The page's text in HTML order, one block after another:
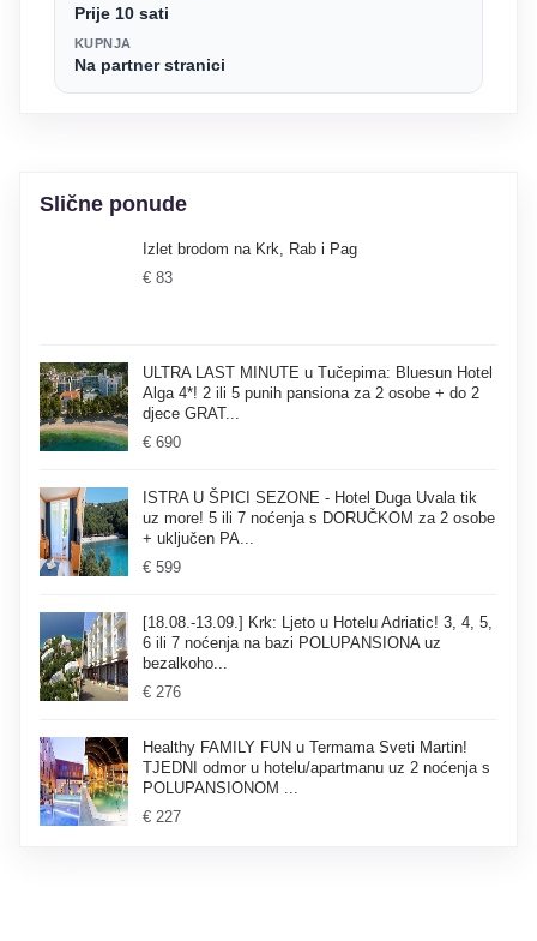
Prije 10 sati
KUPNJA
Na partner stranici
Slične ponude
Izlet brodom na Krk, Rab i Pag
€ 83
ULTRA LAST MINUTE u Tučepima: Bluesun Hotel
Alga 4*! 2 ili 5 punih pansiona za 2 osobe + do 2
djece GRAT...
€ 690
ISTRA U ŠPICI SEZONE - Hotel Duga Uvala tik
uz more! 5 ili 7 noćenja s DORUČKOM za 2 osobe
+ uključen PA...
€ 599
[18.08.-13.09.] Krk: Ljeto u Hotelu Adriatic! 3, 4, 5,
6 ili 7 noćenja na bazi POLUPANSIONA uz
bezalkoho...
€ 276
Healthy FAMILY FUN u Termama Sveti Martin!
TJEDNI odmor u hotelu/apartmanu uz 2 noćenja s
POLUPANSIONOM ...
€ 227